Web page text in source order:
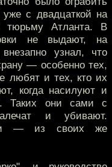
с двадцаткой на
тюрьму Атланта. В
не выдают, на
узнал, что
— особенно тех,
любят и тех, кто их
когда насилуют и
Таких они сами с
и убивают.
— из своих же